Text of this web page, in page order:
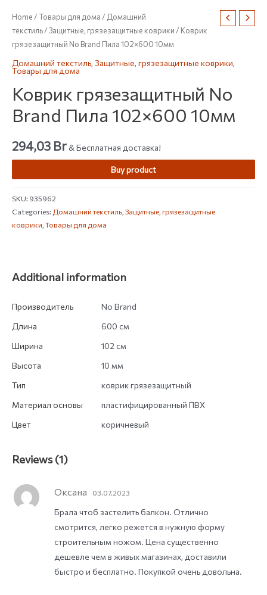
Home/Товары для дома/ Домашний
текстиль/Защитные, грязезащитные коврики/ Коврик
грязезащитный No Brand Пила 102×600 10мм
Домашний текстиль, Защитные, грязезащитные коврики,
Товары для дома
Коврик грязезащитный No
Brand Пила 102×600 10мм
294,03 Br& Бесплатная доставка!
Buy product
SKU:935962
Categories: Домашний текстиль,Защитные, грязезащитные
коврики,Товары для дома
Additional information
Производитель
No Brand
Длина
600 см
Ширина
102 см
Высота
10 мм
Тип
коврик грязезащитный
Материал основы
пластифицированный ПВХ
Цвет
коричневый
Reviews (1)
Оксана 03.07.2023
Брала чтоб застелить балкон. Отлично
смотрится, легко режется в нужную форму
строительным ножом. Цена существенно
дешевле чем в живых магазинах, доставили
быстро и бесплатно. Покупкой очень довольна.